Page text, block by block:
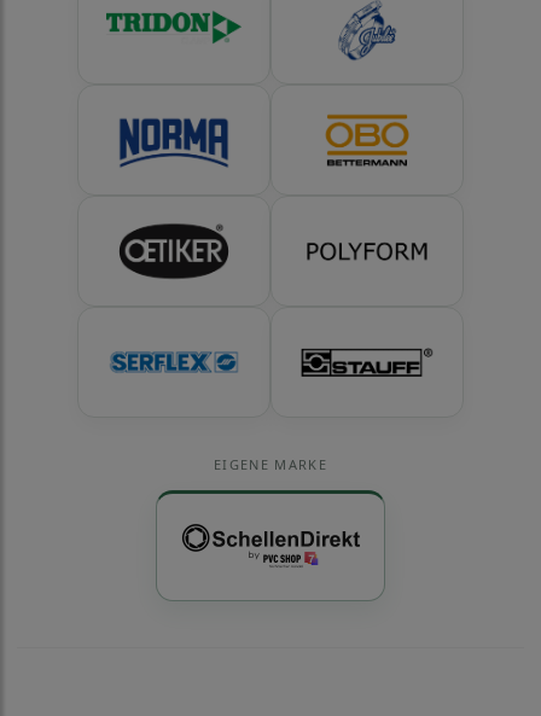
EIGENE MARKE